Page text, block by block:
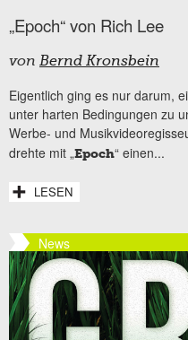
„Epoch“ von Rich Lee
von Bernd Kronsbein
Eigentlich ging es nur darum,
unter harten Bedingungen zu
Werbe- und
drehte mit „Epoch“ einen...
LESEN
News